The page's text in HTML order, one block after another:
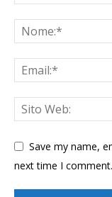
Save my name,
next time I comment.